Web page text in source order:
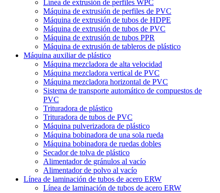
Línea de extrusión de perfiles WPC
Máquina de extrusión de perfiles de PVC
Máquina de extrusión de tubos de HDPE
Máquina de extrusión de tubos de PVC
Máquina de extrusión de tubos PPR
Máquina de extrusión de tableros de plástico
Máquina auxiliar de plástico
Máquina mezcladora de alta velocidad
Máquina mezcladora vertical de PVC
Máquina mezcladora horizontal de PVC
Sistema de transporte automático de compuestos de
PVC
Trituradora de plástico
Trituradora de tubos de PVC
Máquina pulverizadora de plástico
Máquina bobinadora de una sola rueda
Máquina bobinadora de ruedas dobles
Secador de tolva de plástico
Alimentador de gránulos al vacío
Alimentador de polvo al vacío
Línea de laminación de tubos de acero ERW
Línea de laminación de tubos de acero ERW